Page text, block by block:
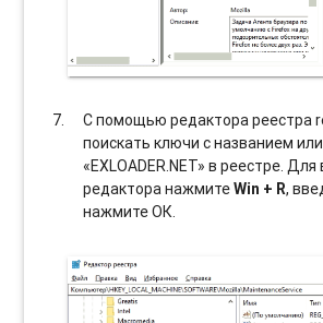
С помощью редактора реестра
поискать ключи с названием
«EXLOADER.NET» в реестре.
редактора нажмитеWin + R,
нажмите ОК.